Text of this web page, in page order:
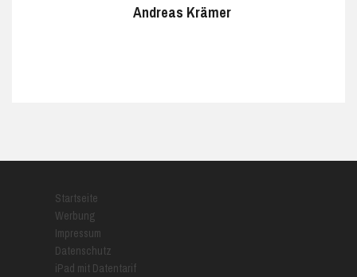
Andreas Krämer
Startseite
Werbung
Impressum
Datenschutz
iPad mit Datentarif